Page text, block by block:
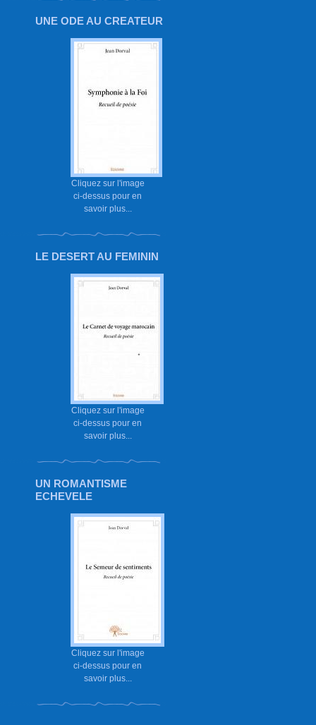
UNE ODE AU CREATEUR
Cliquez sur l'image
ci-dessus pour en
savoir plus...
LE DESERT AU FEMININ
Cliquez sur l'image
ci-dessus pour en
savoir plus...
UN ROMANTISME
ECHEVELE
Cliquez sur l'image
ci-dessus pour en
savoir plus...